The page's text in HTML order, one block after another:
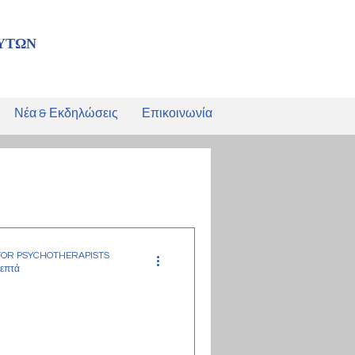
Νέα & Εκδηλώσεις Επικοινωνία
PSYCHOTHERAPISTS